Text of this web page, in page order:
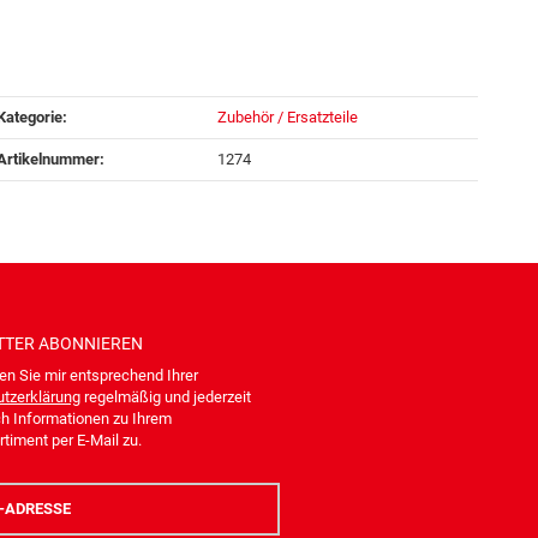
Zubehör / Ersatzteile
1274
ABONNIEREN
Sie mir entsprechend Ihrer
regelmäßig und jederzeit
Informationen zu Ihrem
per E-Mail zu.